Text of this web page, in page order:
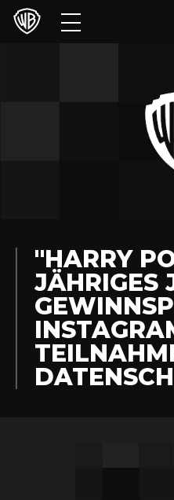
Filme
Licensing
"HARRY
JÄHRIGES